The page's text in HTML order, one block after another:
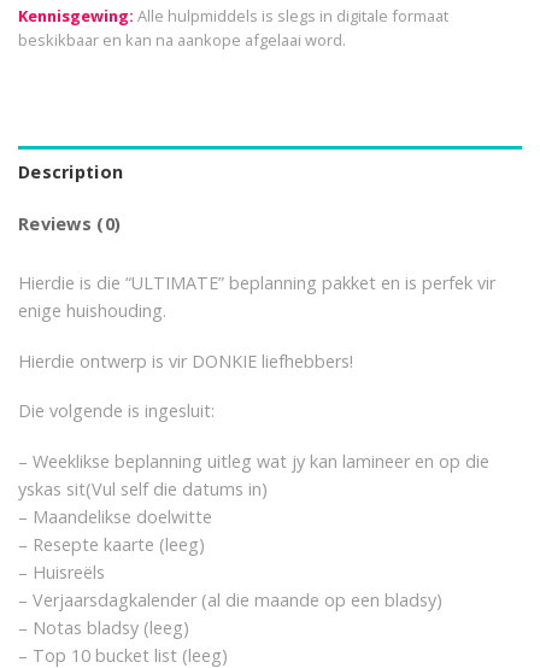
Kennisgewing: Alle hulpmiddels is slegs in digitale formaat
beskikbaar en kan na aankope afgelaai word.
Description
Reviews (0)
Hierdie is die “ULTIMATE” beplanning pakket en is perfek vir
enige huishouding.
Hierdie ontwerp is vir DONKIE liefhebbers!
Die volgende is ingesluit:
– Weeklikse beplanning uitleg wat jy kan lamineer en op die
yskas sit(Vul self die datums in)
– Maandelikse doelwitte
– Resepte kaarte (leeg)
– Huisreëls
– Verjaarsdagkalender (al die maande op een bladsy)
– Notas bladsy (leeg)
– Top 10 bucket list (leeg)